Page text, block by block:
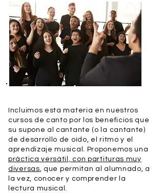
Incluimos esta materia en nuestros
cursos de canto por los beneficios que
su supone al cantante (o la cantante)
de desarrollo de oído, el ritmo y el
aprendizaje musical. Proponemos una
práctica versátil, con partituras muy
diversas, que permitan al alumnado, a
la vez, conocer y comprender la
lectura musical.